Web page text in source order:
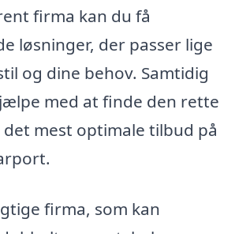
firma kan du få
løsninger, der passer lige
og dine behov. Samtidig
med at finde den rette
mest optimale tilbud på
firma, som kan